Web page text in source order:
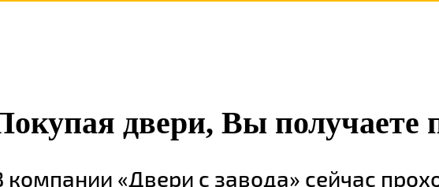
двери, Вы получаете
компании «Двери с завода» сейчас